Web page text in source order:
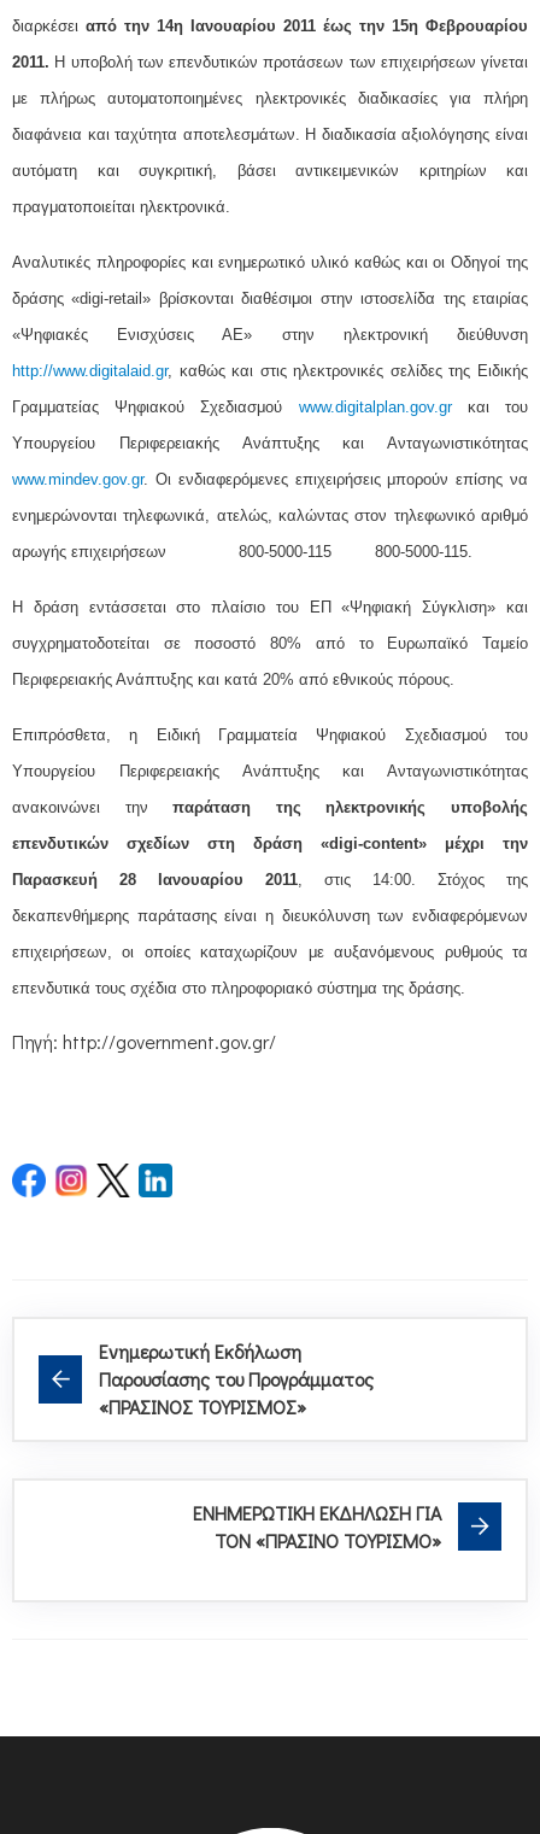
διαρκέσει από την 14η Ιανουαρίου 2011 έως την 15η Φεβρουαρίου
2011. Η υποβολή των επενδυτικών προτάσεων των επιχειρήσεων γίνεται
με πλήρως αυτοματοποιημένες ηλεκτρονικές διαδικασίες για πλήρη
διαφάνεια και ταχύτητα αποτελεσμάτων. Η διαδικασία αξιολόγησης είναι
αυτόματη και συγκριτική, βάσει αντικειμενικών κριτηρίων και
πραγματοποιείται ηλεκτρονικά.
Αναλυτικές πληροφορίες και ενημερωτικό υλικό καθώς και οι Οδηγοί της
δράσης «digi-retail» βρίσκονται διαθέσιμοι στην ιστοσελίδα της εταιρίας
«Ψηφιακές Ενισχύσεις ΑΕ» στην ηλεκτρονική διεύθυνση
http://www.digitalaid.gr, καθώς και στις ηλεκτρονικές σελίδες της Ειδικής
Γραμματείας Ψηφιακού Σχεδιασμού www.digitalplan.gov.grκαι του
Υπουργείου Περιφερειακής Ανάπτυξης και Ανταγωνιστικότητας
www.mindev.gov.gr. Οι ενδιαφερόμενες επιχειρήσεις μπορούν επίσης να
ενημερώνονται τηλεφωνικά, ατελώς, καλώντας στον τηλεφωνικό αριθμό
αρωγής επιχειρήσεων 800-5000-115 800-5000-115.
H δράση εντάσσεται στο πλαίσιο του ΕΠ «Ψηφιακή Σύγκλιση» και
συγχρηματοδοτείται σε ποσοστό 80% από το Ευρωπαϊκό Ταμείο
Περιφερειακής Ανάπτυξης και κατά 20% από εθνικούς πόρους.
Επιπρόσθετα, η Ειδική Γραμματεία Ψηφιακού Σχεδιασμού του
Υπουργείου Περιφερειακής Ανάπτυξης και Ανταγωνιστικότητας
ανακοινώνει τηνπαράταση της ηλεκτρονικής υποβολής
επενδυτικών σχεδίων στη δράση «digi-content» μέχρι την
Παρασκευή 28 Ιανουαρίου 2011, στις 14:00. Στόχος της
δεκαπενθήμερης παράτασης είναι η διευκόλυνση των ενδιαφερόμενων
επιχειρήσεων, οι οποίες καταχωρίζουν με αυξανόμενους ρυθμούς τα
επενδυτικά τους σχέδια στο πληροφοριακό σύστημα της δράσης.
Πηγή: http://government.gov.gr/
Ενημερωτική Εκδήλωση
Παρουσίασης του Προγράμματος
«ΠΡΑΣΙΝΟΣ ΤΟΥΡΙΣΜΟΣ»
ΕΝΗΜΕΡΩΤΙΚΗ ΕΚΔΗΛΩΣΗ ΓΙΑ
ΤΟΝ «ΠΡΑΣΙΝΟ ΤΟΥΡΙΣΜΟ»